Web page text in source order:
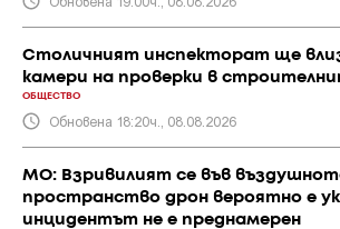
Столичният инспекторат ще
камери на проверки в
ОБЩЕСТВО
Обновена 18:20ч., 08.08.2026
МО: Взривилият се във
пространство дрон вероятно е
инцидентът не е преднамерен